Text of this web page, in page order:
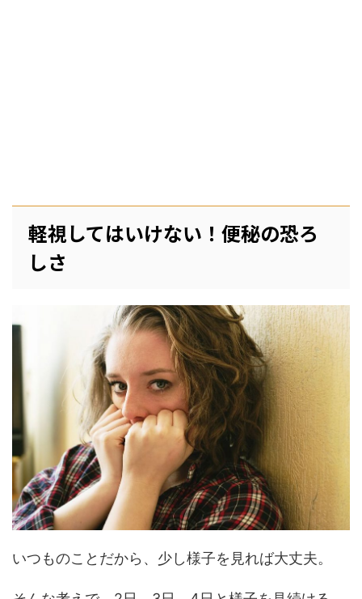
軽視してはいけない！便秘の恐ろ
しさ
いつものことだから、少し様子を見れば大丈夫。